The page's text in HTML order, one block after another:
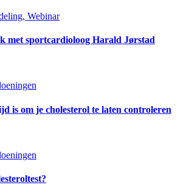
Webinar
met sportcardioloog Harald Jørstad
is om je cholesterol te laten controleren